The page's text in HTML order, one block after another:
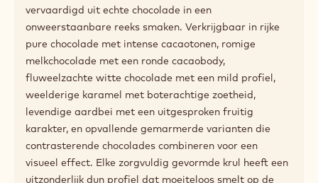
vervaardigd uit echte chocolade in een
onweerstaanbare reeks smaken. Verkrijgbaar in rijke
pure chocolade met intense cacaotonen, romige
melkchocolade met een ronde cacaobody,
fluweelzachte witte chocolade met een mild profiel,
weelderige karamel met boterachtige zoetheid,
levendige aardbei met een uitgesproken fruitig
karakter, en opvallende gemarmerde varianten die
contrasterende chocolades combineren voor een
visueel effect. Elke zorgvuldig gevormde krul heeft een
uitzonderlijk dun profiel dat moeiteloos smelt op de